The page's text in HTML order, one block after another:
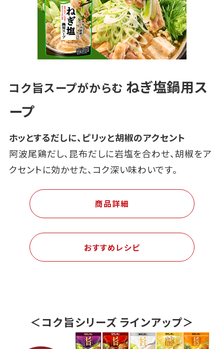
コク旨スープがからむ ねぎ塩鍋用ス
ープ
ホッとするだしに、ピリッと胡椒のアクセント
阿波尾鶏だし、昆布だしに岩塩を合わせ、胡椒をア
クセントに効かせた、コク深い味わいです。
商品詳細
おすすめレシピ
＜コク旨シリーズ ラインアップ＞